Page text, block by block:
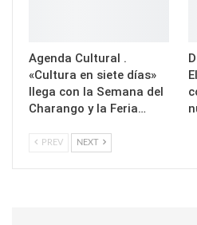
Agenda Cultural .
«Cultura en siete días»
llega con la Semana del
Charango y la Feria…
PREV NEXT